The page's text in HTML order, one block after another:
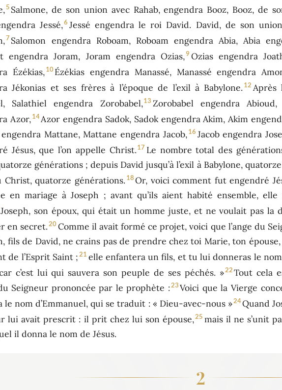
5 Salmone, de son union avec Rahab, engendra Booz, Booz, de
Jessé,6 Jessé engendra le roi David. David, de son
7 Salomon engendra Roboam, Roboam engendra Abia, Abia
engendra Joram, Joram engendra Ozias,9 Ozias engendra
Ézékias, 10 Ézékias engendra Manassé, Manassé engendra
Jékonias et ses frères à l’époque de l’exil à Babylone. 12 Après
Salathiel engendra Zorobabel,13 Zorobabel engendra
Azor, 14 Azor engendra Sadok, Sadok engendra Akim, Akim
Mattane, Mattane engendra Jacob,16 Jacob engendra
Jésus, que l’on appelle Christ.17 Le nombre total des
générations ; depuis David jusqu’à l’exil à Babylone,
Christ, quatorze générations. 18Or, voici comment fut engendré
en mariage à Joseph ; avant qu’ils aient habité ensemble,
Joseph, son époux, qui était un homme juste, et ne voulait pas la
en secret.20Comme il avait formé ce projet, voici que l’ange du
fils de David, ne crains pas de prendre chez toi Marie, ton
de l’Esprit Saint ;21 elle enfantera un fils, et tu lui donneras le
c’est lui qui sauvera son peuple de ses péchés. »22Tout cela
Seigneur prononcée par le prophète :23 Voici que la Vierge
le nom d’Emmanuel, qui se traduit : « Dieu-avec-nous »24Quand
lui avait prescrit : il prit chez lui son épouse,25 mais il ne s’unit
il donna le nom de Jésus.
2